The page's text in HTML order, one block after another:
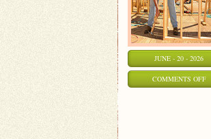
JUNE - 20 - 2026
COMMENTS OFFON